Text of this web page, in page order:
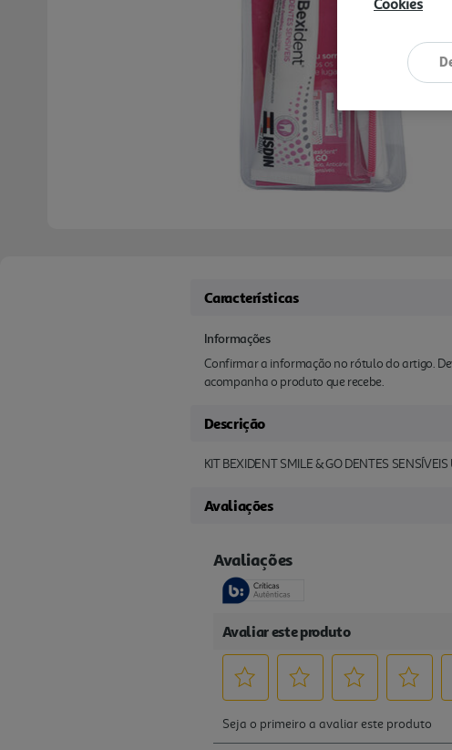
Características
Informações
Confirmar a informação no rótulo do artigo.
acompanha o produto que recebe.
Descrição
KIT BEXIDENT SMILE & GO DENTES SENSÍVEIS
Avaliações
Cookies